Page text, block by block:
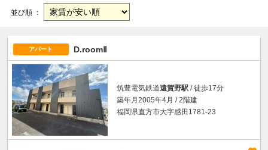
並び順 ：
アパート D.roomⅡ
筑豊電気鉄道遠賀野駅 / 徒歩17分
築年月2005年4月 / 2階建
福岡県直方市大字感田1781-23